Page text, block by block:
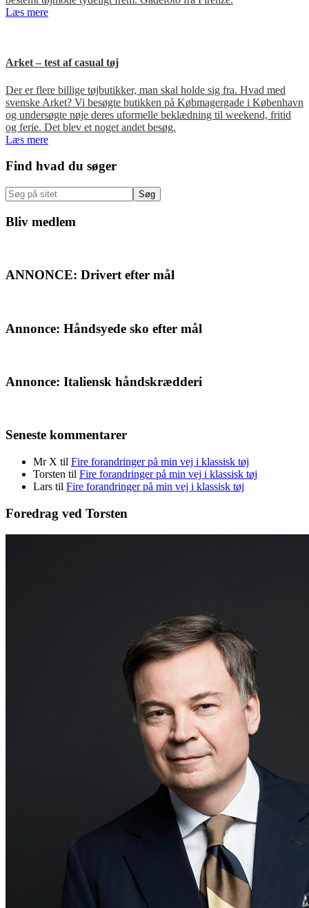
Læs mere
Arket – test af casual tøj
Der er flere billige tøjbutikker, man skal holde sig fra. Hvad med
svenske Arket? Vi besøgte butikken på Købmagergade i København
og undersøgte nøje deres uformelle beklædning til weekend, fritid
og ferie. Det blev et noget andet besøg.
Læs mere
Primær
Sidebar
Find hvad du søger
Søg
på
sitet
Bliv medlem
ANNONCE: Drivert efter mål
Annonce: Håndsyede sko efter mål
Annonce: Italiensk håndskrædderi
Seneste kommentarer
Mr X til Fire forandringer på min vej i klassisk tøj
Torsten til Fire forandringer på min vej i klassisk tøj
Lars til Fire forandringer på min vej i klassisk tøj
Foredrag ved Torsten